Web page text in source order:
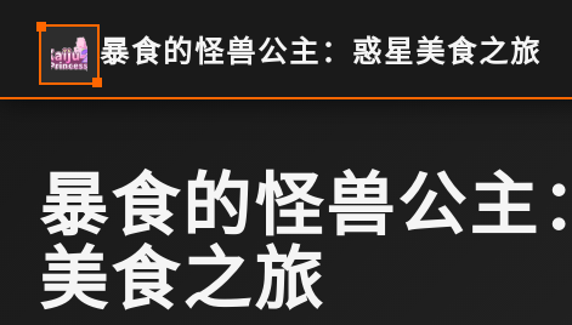
暴食的怪兽公主：惑星美食之旅
暴食的怪兽公主
美食之旅